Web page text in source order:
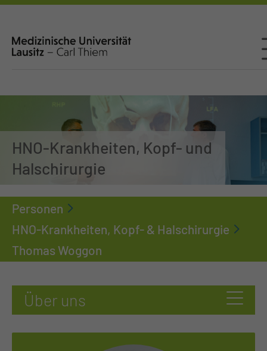
HNO-Krankheiten, Kopf- und
Halschirurgie
Personen
HNO-Krankheiten, Kopf- & Halschirurgie
Thomas Woggon